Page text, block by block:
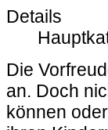
Details
Die
an. Doch
können